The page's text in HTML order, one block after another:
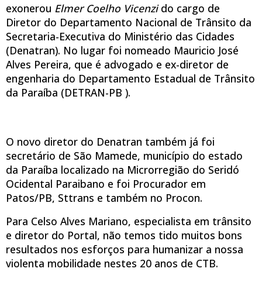
exonerou Elmer Coelho Vicenzido cargo de
Diretor do Departamento Nacional de Trânsito da
Secretaria-Executiva do Ministério das Cidades
(Denatran). No lugar foi nomeado Mauricio José
Alves Pereira, que é advogado e ex-diretor de
engenharia do Departamento Estadual de Trânsito
da Paraíba (DETRAN-PB ).
O novo diretor do Denatran também já foi
secretário de São Mamede, município do estado
da Paraíba localizado na Microrregião do Seridó
Ocidental Paraibano e foi Procurador em
Patos/PB, Sttrans e também no Procon.
Para Celso Alves Mariano, especialista em trânsito
e diretor do Portal, não temos tido muitos bons
resultados nos esforços para humanizar a nossa
violenta mobilidade nestes 20 anos de CTB.